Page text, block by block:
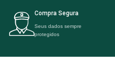
Compra Segura
Seus dados sempre
protegidos